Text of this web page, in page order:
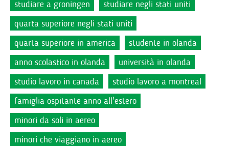
studiare a groningen
studiare negli stati uniti
quarta superiore negli stati uniti
quarta superiore in america
studente in olanda
anno scolastico in olanda
università in olanda
studio lavoro in canada
studio lavoro a montreal
famiglia ospitante anno all'estero
minori da soli in aereo
minori che viaggiano in aereo